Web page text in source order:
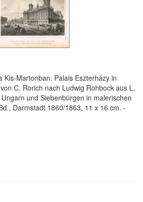
Kis-Martonban. Palais Eszterházy in
C. Rorich nach Ludwig Rohbock aus L.
und Siebenbürgen in malerischen
Darmstadt 1860/1863, 11 x 16 cm. -